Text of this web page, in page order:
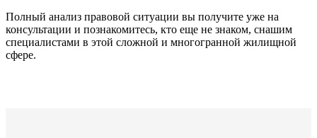
Полный анализ правовой ситуации вы получите уже на
консультации и познакомитесь, кто еще не знаком, снашим
специалистами в этой сложной и многогранной жилищной
сфере.